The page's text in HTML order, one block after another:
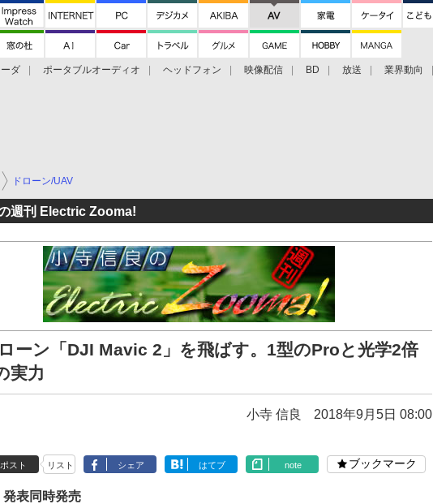
ダ ポータブルオーディオ ヘッドフォン 映像配信 BD 放送 業界動向
ドローン/UAV
週刊 Electric Zooma!
ーン「DJI Mavic 2」を飛ばす。1型のProと光学2倍
実力
小寺 信良 2018年9月5日 08:00
ポスト リスト シェア はてブ note ブックマーク
発表同時発売